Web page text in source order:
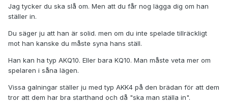
Jag tycker du ska slå om. Men att du får nog lägga dig om han
ställer in.
Du säger ju att han är solid. men om du inte spelade tillräckligt
mot han kanske du måste syna hans ställ.
Han kan ha typ AKQ10. Eller bara KQ10. Man måste veta mer om
spelaren i såna lägen.
Vissa galningar ställer ju med typ AKK4 på den brädan för att dem
tror att dem har bra starthand och då "ska man ställa in".